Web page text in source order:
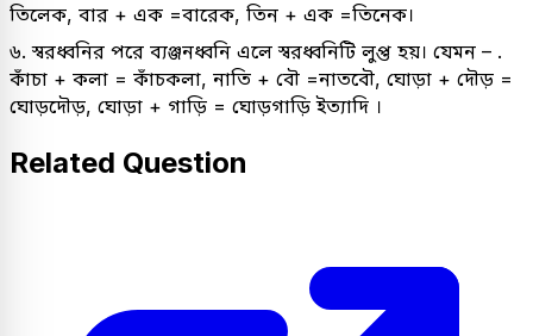
তিলেক, বার + এক =বারেক, তিন + এক =তিনেক।
৬. স্বরধ্বনির পরে ব্যঞ্জনধ্বনি এলে স্বরধ্বনিটি লুপ্ত হয়। যেমন – .
কাঁচা + কলা = কাঁচকলা, নাতি + বৌ =নাতবৌ, ঘোড়া + দৌড় =
ঘোড়দৌড়, ঘোড়া + গাড়ি = ঘোড়গাড়ি ইত্যাদি ।
Related Question